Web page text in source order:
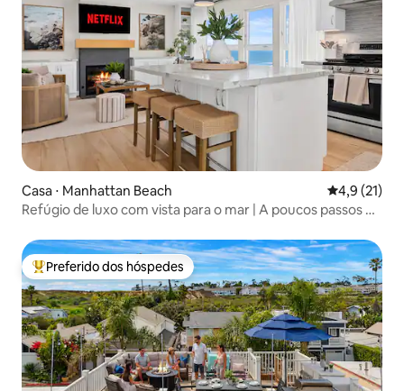
Casa ⋅ Manhattan Beach 4,9 de uma
4,9 (21)
Refúgio de luxo com vista para o mar | A poucos passos da
Entre os melhores preferidos dos hóspedes
Preferido dos hóspedes